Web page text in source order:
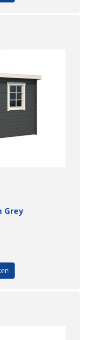
Grey